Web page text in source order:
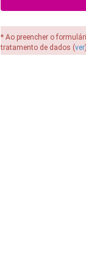
* Ao preencher o
tratamento de dados (ver)